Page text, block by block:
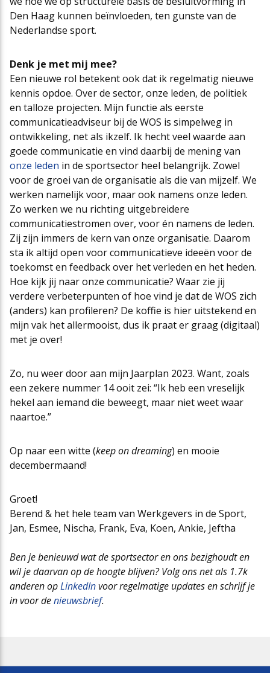
Den Haag kunnen beïnvloeden, ten gunste van de
Nederlandse sport.
Denk je met mij mee?
Een nieuwe rol betekent ook dat ik regelmatig nieuwe
kennis opdoe. Over de sector, onze leden, de politiek
en talloze projecten. Mijn functie als eerste
communicatieadviseur bij de WOS is simpelweg in
ontwikkeling, net als ikzelf. Ik hecht veel waarde aan
goede communicatie en vind daarbij de mening van
onze leden in de sportsector heel belangrijk. Zowel
voor de groei van de organisatie als die van mijzelf. We
werken namelijk voor, maar ook namens onze leden.
Zo werken we nu richting uitgebreidere
communicatiestromen over, voor én namens de leden.
Zij zijn immers de kern van onze organisatie. Daarom
sta ik altijd open voor communicatieve ideeën voor de
toekomst en feedback over het verleden en het heden.
Hoe kijk jij naar onze communicatie? Waar zie jij
verdere verbeterpunten of hoe vind je dat de WOS zich
(anders) kan profileren? De koffie is hier uitstekend en
mijn vak het allermooist, dus ik praat er graag (digitaal)
met je over!
Zo, nu weer door aan mijn Jaarplan 2023. Want, zoals
een zekere nummer 14 ooit zei: “Ik heb een vreselijk
hekel aan iemand die beweegt, maar niet weet waar
naartoe.”
Op naar een witte (keep on dreaming) en mooie
decembermaand!
Groet!
Berend & het hele team van Werkgevers in de Sport,
Jan, Esmee, Nischa, Frank, Eva, Koen, Ankie, Jeftha
Ben je benieuwd wat de sportsector en ons bezighoudt en
wil je daarvan op de hoogte blijven? Volg ons net als 1.7k
anderen opLinkedInvoor regelmatige updates en schrijf je
in voor denieuwsbrief.